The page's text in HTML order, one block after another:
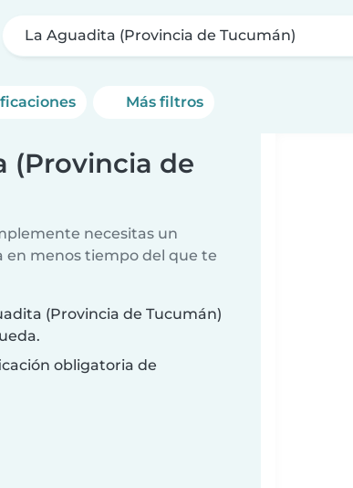
La Aguadita (Provincia de Tucumán)
Más filtros
(Provincia de
necesitas un
en menos tiempo del que te
(Provincia de Tucumán)
obligatoria de